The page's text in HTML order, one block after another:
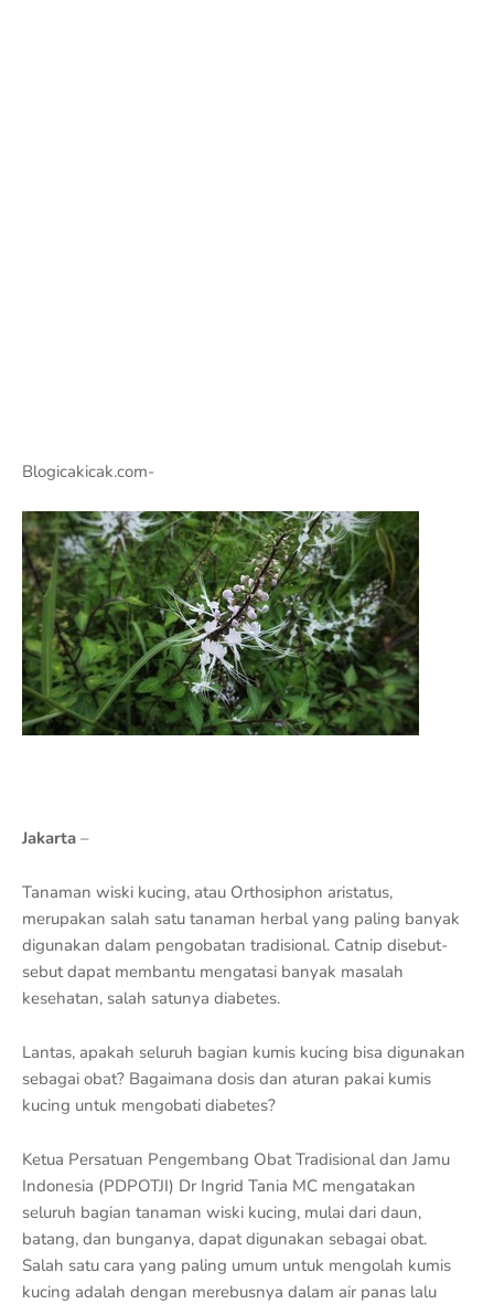
Blogicakicak.com-
Jakarta –
Tanaman wiski kucing, atau Orthosiphon aristatus,
merupakan salah satu tanaman herbal yang paling banyak
digunakan dalam pengobatan tradisional. Catnip disebut-
sebut dapat membantu mengatasi banyak masalah
kesehatan, salah satunya diabetes.
Lantas, apakah seluruh bagian kumis kucing bisa digunakan
sebagai obat? Bagaimana dosis dan aturan pakai kumis
kucing untuk mengobati diabetes?
Ketua Persatuan Pengembang Obat Tradisional dan Jamu
Indonesia (PDPOTJI) Dr Ingrid Tania MC mengatakan
seluruh bagian tanaman wiski kucing, mulai dari daun,
batang, dan bunganya, dapat digunakan sebagai obat.
Salah satu cara yang paling umum untuk mengolah kumis
kucing adalah dengan merebusnya dalam air panas lalu